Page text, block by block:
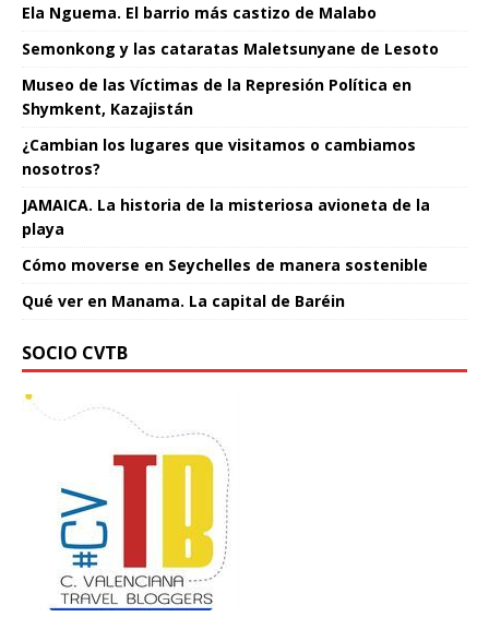
Ela Nguema. El barrio más castizo de Malabo
Semonkong y las cataratas Maletsunyane de Lesoto
Museo de las Víctimas de la Represión Política en
Shymkent, Kazajistán
¿Cambian los lugares que visitamos o cambiamos
nosotros?
JAMAICA. La historia de la misteriosa avioneta de la
playa
Cómo moverse en Seychelles de manera sostenible
Qué ver en Manama. La capital de Baréin
SOCIO CVTB